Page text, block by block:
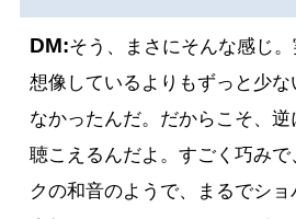
DM:そう、まさにそんな感じ
想像しているよりもずっと少
なかったんだ。だからこそ、逆
聴こえるんだよ。すごく巧みで
クの和音のようで、まるでシ